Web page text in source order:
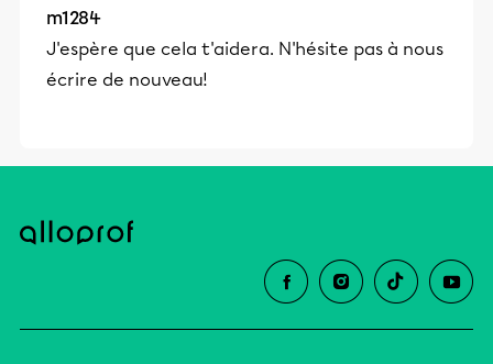
m1284
J'espère que cela t'aidera. N'hésite pas à nous
écrire de nouveau!